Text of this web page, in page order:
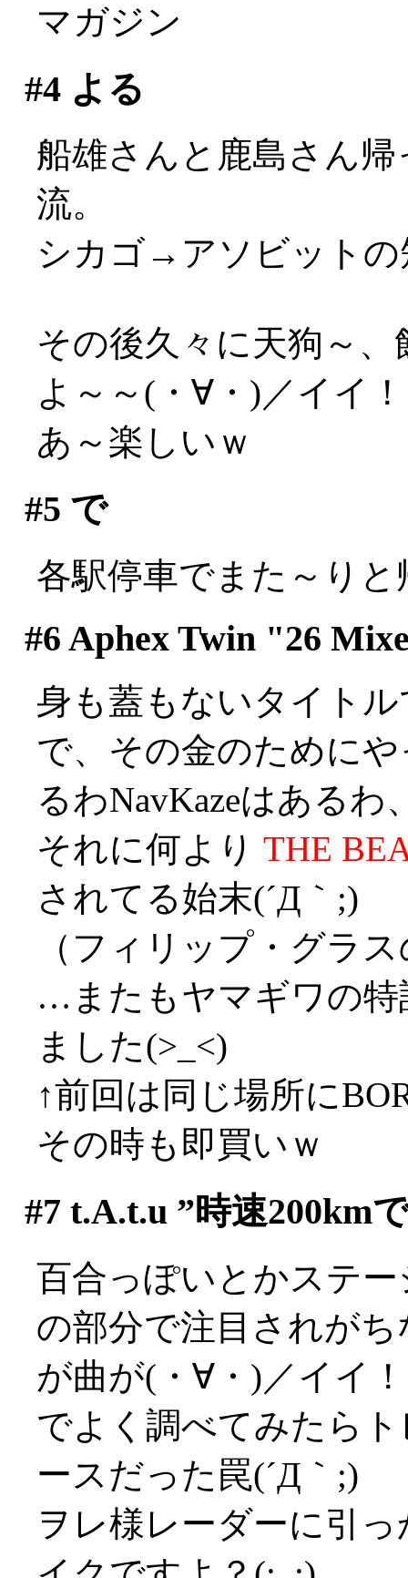
マガジン
#4よる
船雄さんと鹿島さん
流。
シカゴ→アソビットの
その後久々に天狗～
よ～～(・∀・)／イイ
あ～楽しいｗ
#5 で
各駅停車でまた～りと
#6 Aphex Twin "26
身も蓋もないタイト
で、その金のために
るわNavKazeはあるわ
それに何より THE
されてる始末(´Д｀;)
（フィリップ・グラ
…またもヤマギワの特
ました(>_<)
↑前回は同じ場所に
その時も即買いｗ
#7 t.A.t.u ”時速200km
百合っぽいとかステ
の部分で注目されが
が曲が(・∀・)／イイ
でよく調べてみたら
ースだった罠(´Д｀;)
ヲレ様レーダーに引